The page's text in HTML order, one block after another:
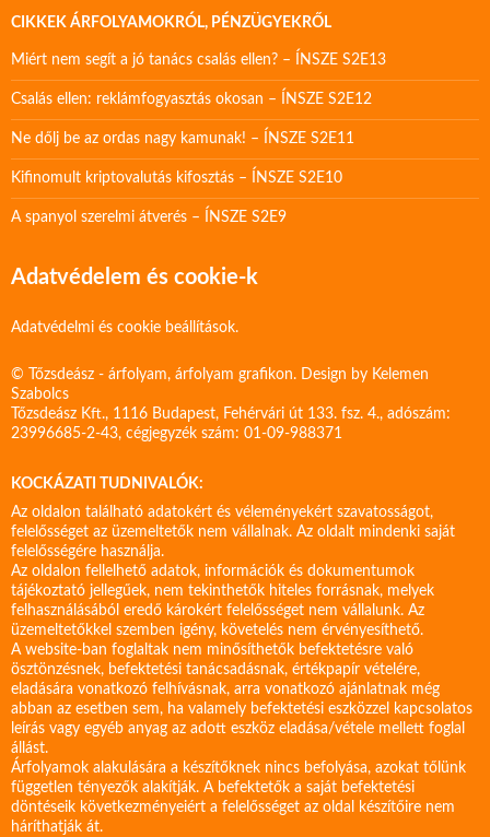
CIKKEK ÁRFOLYAMOKRÓL, PÉNZÜGYEKRŐL
Miért nem segít a jó tanács csalás ellen? – ÍNSZE S2E13
Csalás ellen: reklámfogyasztás okosan – ÍNSZE S2E12
Ne dőlj be az ordas nagy kamunak! – ÍNSZE S2E11
Kifinomult kriptovalutás kifosztás – ÍNSZE S2E10
A spanyol szerelmi átverés – ÍNSZE S2E9
Adatvédelem és cookie-k
Adatvédelmi és cookie beállítások.
© Tőzsdeász - árfolyam, árfolyam grafikon. Design by Kelemen
Szabolcs
Tőzsdeász Kft., 1116 Budapest, Fehérvári út 133. fsz. 4., adószám:
23996685-2-43, cégjegyzék szám: 01-09-988371
KOCKÁZATI TUDNIVALÓK:
Az oldalon található adatokért és véleményekért szavatosságot,
felelősséget az üzemeltetők nem vállalnak. Az oldalt mindenki saját
felelősségére használja.
Az oldalon fellelhető adatok, információk és dokumentumok
tájékoztató jellegűek, nem tekinthetők hiteles forrásnak, melyek
felhasználásából eredő károkért felelősséget nem vállalunk. Az
üzemeltetőkkel szemben igény, követelés nem érvényesíthető.
A website-ban foglaltak nem minősíthetők befektetésre való
ösztönzésnek, befektetési tanácsadásnak, értékpapír vételére,
eladására vonatkozó felhívásnak, arra vonatkozó ajánlatnak még
abban az esetben sem, ha valamely befektetési eszközzel kapcsolatos
leírás vagy egyéb anyag az adott eszköz eladása/vétele mellett foglal
állást.
Árfolyamok alakulására a készítőknek nincs befolyása, azokat tőlünk
független tényezők alakítják. A befektetők a saját befektetési
döntéseik következményeiért a felelősséget az oldal készítőire nem
háríthatják át.